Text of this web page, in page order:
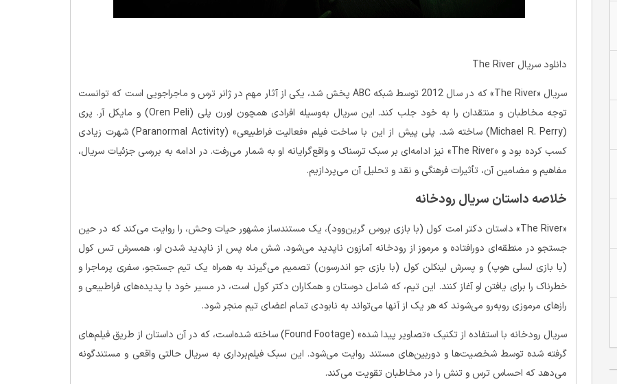
دانلود سریال The River
سریال «The River» که در سال 2012 توسط شبکه ABC پخش شد، یکی از آثار مهم در ژانر ترس و ماجراجویی است که توانست
توجه مخاطبان و منتقدان را به خود جلب کند. این سریال به‌وسیله افرادی همچون اورن پلی (Oren Peli) و مایکل آر. پری
(Michael R. Perry) ساخته شد. پلی پیش از این با ساخت فیلم «فعالیت فراطبیعی» (Paranormal Activity) شهرت زیادی
کسب کرده بود و «The River» نیز ادامه‌ای بر سبک ترسناک و واقع‌گرایانه او به شمار می‌رفت. در ادامه به بررسی جزئیات سریال،
مفاهیم و مضامین آن، تأثیرات فرهنگی و نقد و تحلیل آن می‌پردازیم.
خلاصه داستان سریال رودخانه
«The River» داستان دکتر امت کول (با بازی بروس گرین‌وود)، یک مستندساز مشهور حیات وحش، را روایت می‌کند که در حین
جستجو در منطقه‌ای دورافتاده و مرموز از رودخانه آمازون ناپدید می‌شود. شش ماه پس از ناپدید شدن او، همسرش تس کول
(با بازی لسلی هوپ) و پسرش لینکلن کول (با بازی جو اندرسون) تصمیم می‌گیرند به همراه یک تیم جستجو، سفری پرماجرا و
خطرناک را برای یافتن او آغاز کنند. این تیم، که شامل دوستان و همکاران دکتر کول است، در مسیر خود با پدیده‌های فراطبیعی و
رازهای مرموزی روبه‌رو می‌شوند که هر یک از آنها می‌تواند به نابودی تمام اعضای تیم منجر شود.
سریال رودخانه با استفاده از تکنیک «تصاویر پیدا شده» (Found Footage) ساخته شده‌است، که در آن داستان از طریق فیلم‌های
گرفته شده توسط شخصیت‌ها و دوربین‌های مستند روایت می‌شود. این سبک فیلم‌برداری به سریال حالتی واقعی و مستندگونه
می‌دهد که احساس ترس و تنش را در مخاطبان تقویت می‌کند.